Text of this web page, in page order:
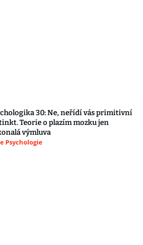
30: Ne, neřídí vás primitivní
Teorie o plazím mozku jen
výmluva
Psychologie